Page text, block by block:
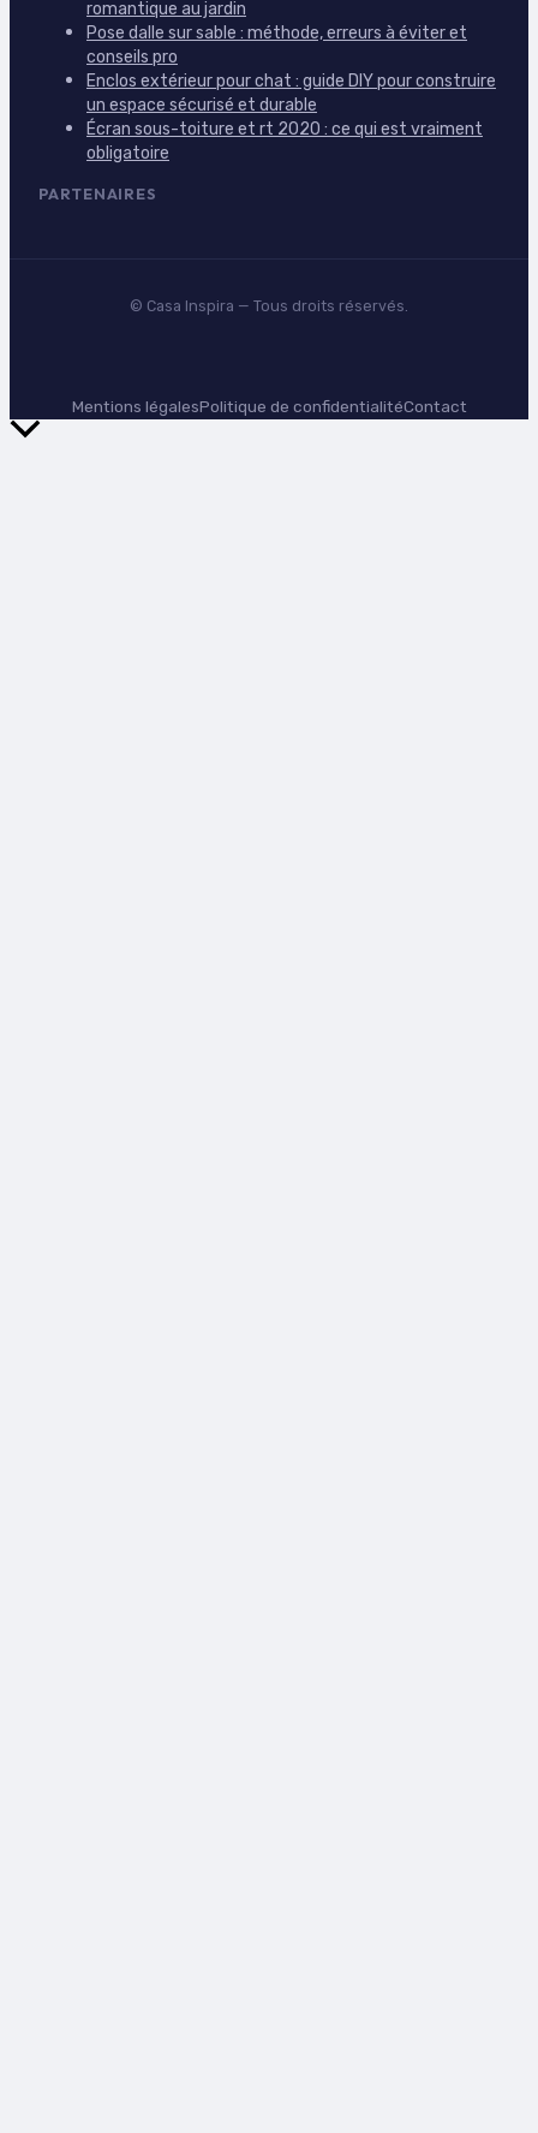
romantique au jardin
Pose dalle sur sable : méthode, erreurs à éviter et
conseils pro
Enclos extérieur pour chat : guide DIY pour construire
un espace sécurisé et durable
Écran sous-toiture et rt 2020 : ce qui est vraiment
obligatoire
PARTENAIRES
© Casa Inspira — Tous droits réservés.
Mentions légalesPolitique de confidentialitéContact